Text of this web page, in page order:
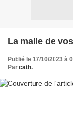
La malle de
Publié le 17/10/2023 à
Par cath.